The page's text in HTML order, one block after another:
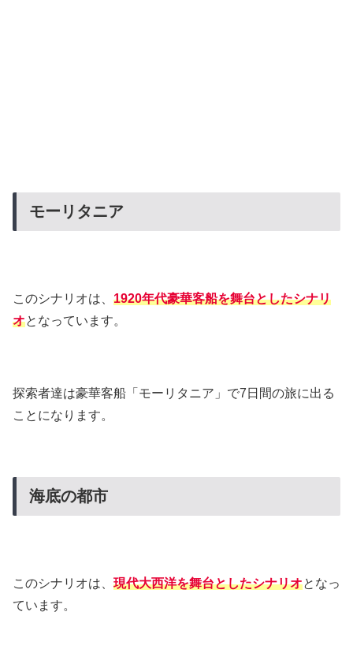
モーリタニア
このシナリオは、 1920年代豪華客船を舞台としたシナリ
オとなっています。
探索者達は豪華客船「モーリタニア」で7日間の旅に出る
ことになります。
海底の都市
このシナリオは、 現代大西洋を舞台としたシナリオとなっ
ています。